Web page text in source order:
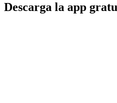
Descarga la app